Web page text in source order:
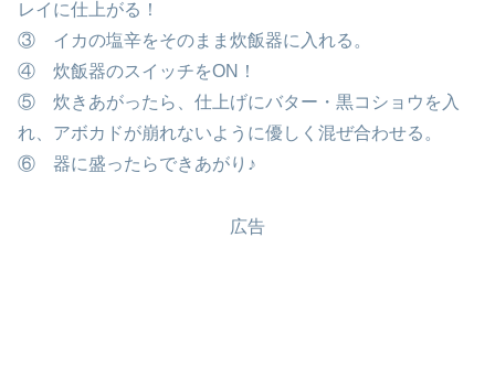
レイに仕上がる！
③ イカの塩辛をそのまま炊飯器に入れる。
④ 炊飯器のスイッチをON！
⑤ 炊きあがったら、仕上げにバター・黒コショウを入
れ、アボカドが崩れないように優しく混ぜ合わせる。
⑥ 器に盛ったらできあがり♪
広告